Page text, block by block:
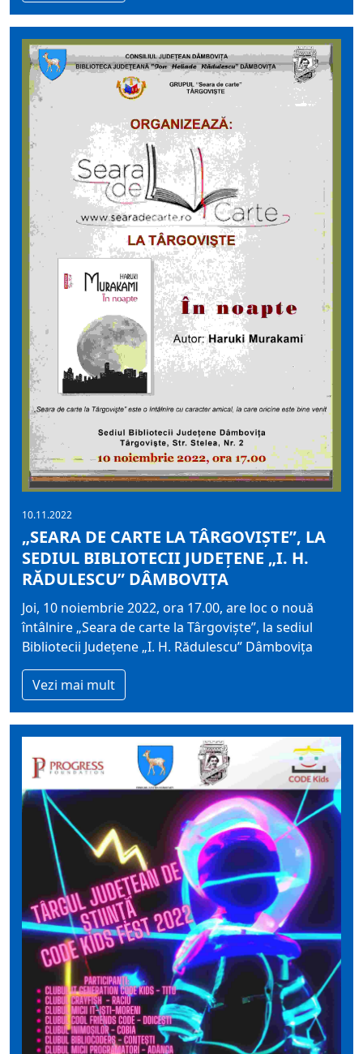
10.11.2022
„SEARA DE CARTE LA TÂRGOVIŞTE”, LA
SEDIUL BIBLIOTECII JUDEŢENE „I. H.
RĂDULESCU” DÂMBOVIŢA
Joi, 10 noiembrie 2022, ora 17.00, are loc o nouă
întâlnire „Seara de carte la Târgovişte”, la sediul
Bibliotecii Judeţene „I. H. Rădulescu” Dâmboviţa
Vezi mai mult